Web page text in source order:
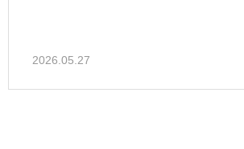
2026.05.27